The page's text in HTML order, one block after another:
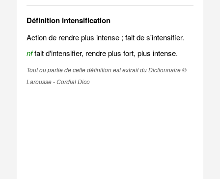
Définition intensification
Action de rendre plus intense ; fait de s'intensifier.
nffait d'intensifier, rendre plus fort, plus intense.
Tout ou partie de cette définition est extrait du Dictionnaire ©
Larousse - Cordial Dico